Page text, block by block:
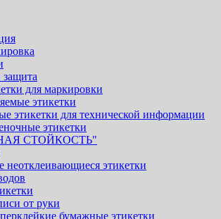
для маркировки
этикетки
этикетки для технической информации
этикетки
СТОЙКОСТЬ"
неотклеивающиеся этикетки
от руки
бумажные этикетки